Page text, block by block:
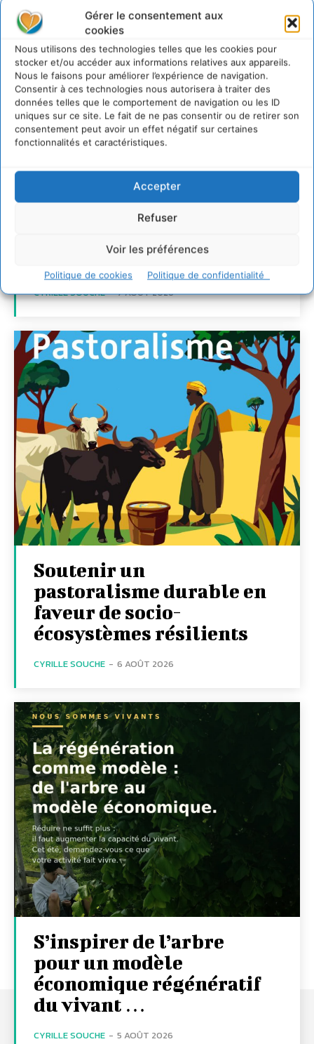
Gérer le consentement aux
cookies
Nous utilisons des technologies telles que les cookies pour
stocker et/ou accéder aux informations relatives aux appareils.
Nous le faisons pour améliorer l’expérience de navigation.
Consentir à ces technologies nous autorisera à traiter des
données telles que le comportement de navigation ou les ID
uniques sur ce site. Le fait de ne pas consentir ou de retirer son
consentement peut avoir un effet négatif sur certaines
fonctionnalités et caractéristiques.
Accepter
Refuser
Voir les préférences
Politique de cookies Politique de confidentialité
Transformer les
dialogue et la
coopération avec un
d’Accompagnement des
CYRILLE SOUCHE - 7 AOÛT 2026
Soutenir un
pastoralisme durable en
faveur de socio-
écosystèmes résilients
CYRILLE SOUCHE - 6 AOÛT 2026
S’inspirer de l’arbre
pour un modèle
économique régénératif
du vivant …
CYRILLE SOUCHE - 5 AOÛT 2026